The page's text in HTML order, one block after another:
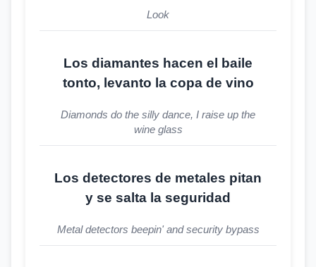
Look
Los diamantes hacen el baile
tonto, levanto la copa de vino
Diamonds do the silly dance, I raise up the
wine glass
Los detectores de metales pitan
y se salta la seguridad
Metal detectors beepin' and security bypass